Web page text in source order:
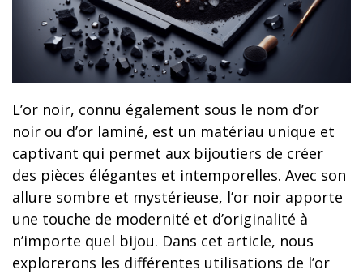
L’or noir, connu également sous le nom d’or
noir ou d’or laminé, est un matériau unique et
captivant qui permet aux bijoutiers de créer
des pièces élégantes et intemporelles. Avec son
allure sombre et mystérieuse, l’or noir apporte
une touche de modernité et d’originalité à
n’importe quel bijou. Dans cet article, nous
explorerons les différentes utilisations de l’or